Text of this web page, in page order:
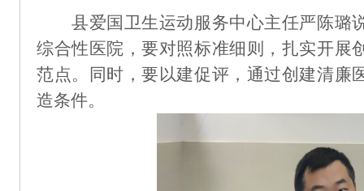
县爱国卫生运动服务中心主任严陈璐
综合性医院，要对照标准细则，扎实开展
范点。同时，要以建促评，通过创建清廉
造条件。